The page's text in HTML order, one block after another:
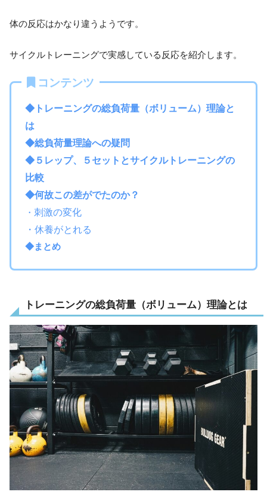
体の反応はかなり違うようです。
サイクルトレーニングで実感している反応を紹介します。
コンテンツ
◆トレーニングの総負荷量（ボリューム）理論と
は
◆総負荷量理論への疑問
◆５レップ、５セットとサイクルトレーニングの
比較
◆何故この差がでたのか？
・ 刺激の変化
・休養がとれる
◆まとめ
トレーニングの総負荷量（ボリューム）理論とは